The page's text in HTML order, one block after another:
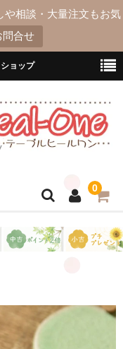
や相談・大量注文もお気
問合せ
ョップ
0